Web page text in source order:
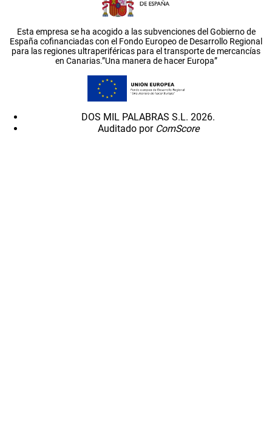
Esta empresa se ha acogido a las subvenciones del Gobierno de
España cofinanciadas con el Fondo Europeo de Desarrollo Regional
para las regiones ultraperiféricas para el transporte de mercancías
en Canarias.”Una manera de hacer Europa”
DOS MIL PALABRAS S.L. 2026.
Auditado por ComScore